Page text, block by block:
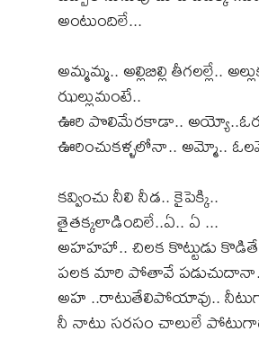
అంటుందిలే...
అమ్మమ్మ.. అల్లిబిల్లి తీగలల్లే..
ఝల్లుమంటే..
ఊరి పొలిమేరకాడా..
ఊరించుకళ్ళలోనా.. అమ్మో..
కవ్వించు నీలి నీడ.. కైపెక్కి..
తైతక్కలాడిందిలే..ఏ.. ఏ ...
అహహహా.. చిలక కొట్టుడు
పలక మారి పోతావే
అహ ..రాటుతేలిపోయావు..
నీ నాటు సరసం చాలులే